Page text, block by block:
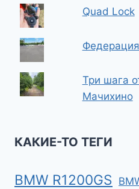
Quad Lock
Три шага
Мачихино
КАКИЕ-ТО ТЕГИ
BMW R1200GS